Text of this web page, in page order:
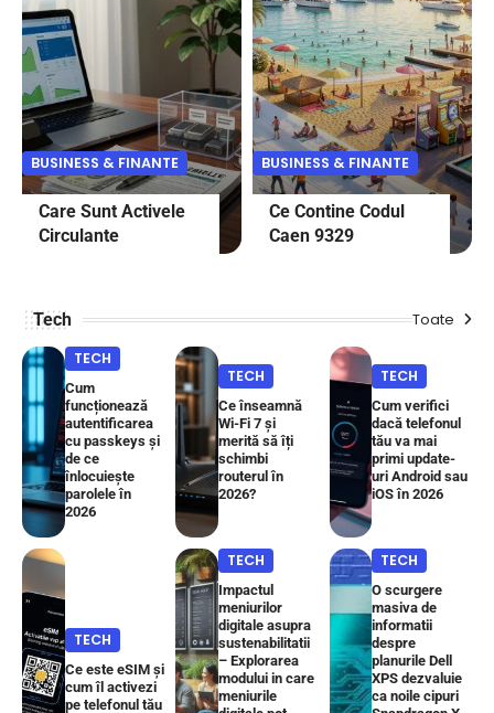
BUSINESS & FINANTE
Care Sunt Activele
Circulante
BUSINESS & FINANTE
Ce Contine Codul
Caen 9329
Tech Toate
TECH
Cum
funcționează
autentificarea
cu passkeys și
de ce
înlocuiește
parolele în
2026
TECH
Ce înseamnă
Wi-Fi 7 și
merită să îți
schimbi
routerul în
2026?
TECH
Cum verifici
dacă telefonul
tău va mai
primi update-
uri Android sau
iOS în 2026
TECH
Ce este eSIM și
cum îl activezi
pe telefonul tău
TECH
Impactul
meniurilor
digitale asupra
sustenabilitatii
– Explorarea
modului in care
meniurile
TECH
O scurgere
masiva de
informatii
despre
planurile Dell
XPS dezvaluie
ca noile cipuri